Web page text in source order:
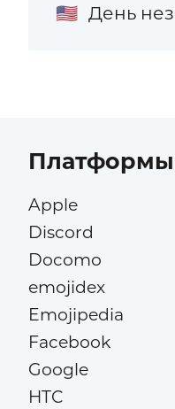
🇺🇸 День
Платформы
Apple
Discord
Docomo
emojidex
Emojipedia
Facebook
Google
HTC